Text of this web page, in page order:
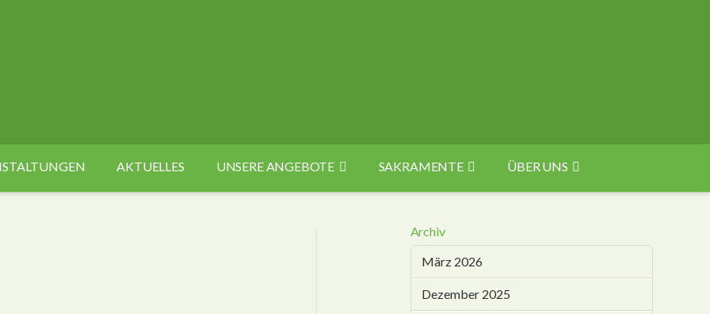
AKTUELLES UNSERE ANGEBOTE SAKRAMENTE ÜBER UNS
Archiv
März 2026
Dezember 2025